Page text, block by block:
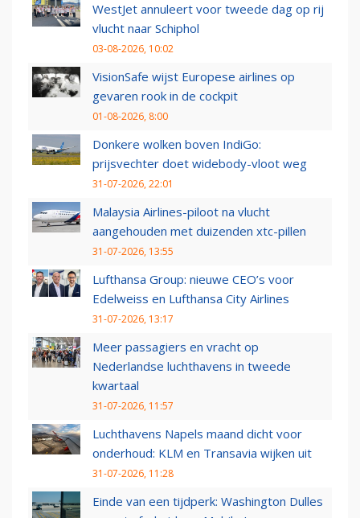
WestJet annuleert voor tweede dag op rij
vlucht naar Schiphol
03-08-2026, 10:02
VisionSafe wijst Europese airlines op
gevaren rook in de cockpit
01-08-2026, 8:00
Donkere wolken boven IndiGo:
prijsvechter doet widebody-vloot weg
31-07-2026, 22:01
Malaysia Airlines-piloot na vlucht
aangehouden met duizenden xtc-pillen
31-07-2026, 13:55
Lufthansa Group: nieuwe CEO’s voor
Edelweiss en Lufthansa City Airlines
31-07-2026, 13:17
Meer passagiers en vracht op
Nederlandse luchthavens in tweede
kwartaal
31-07-2026, 11:57
Luchthavens Napels maand dicht voor
onderhoud: KLM en Transavia wijken uit
31-07-2026, 11:28
Einde van een tijdperk: Washington Dulles